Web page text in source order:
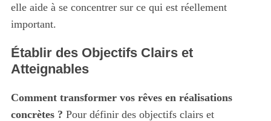
elle aide à se concentrer sur ce qui est réellement
important.
Établir des Objectifs Clairs et
Atteignables
Comment transformer vos rêves en réalisations
concrètes ? Pour définir des objectifs clairs et